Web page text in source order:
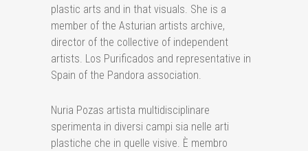
plastic arts and in that visuals. She is a
member of the Asturian artists archive,
director of the collective of independent
artists. Los Purificados and representative in
Spain of the Pandora association.
Nuria Pozas artista multidisciplinare
sperimenta in diversi campi sia nelle arti
plastiche che in quelle visive. È membro